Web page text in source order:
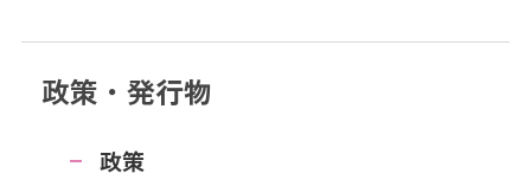
政策・発行物
政策